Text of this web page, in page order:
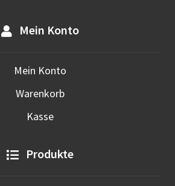
Mein Konto
Mein Konto
Warenkorb
Kasse
Produkte